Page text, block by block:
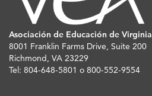
Asociación de Educación de Virginia
8001 Franklin Farms Drive, Suite 200
Richmond, VA 23229
Tel: 804-648-5801 o 800-552-9554